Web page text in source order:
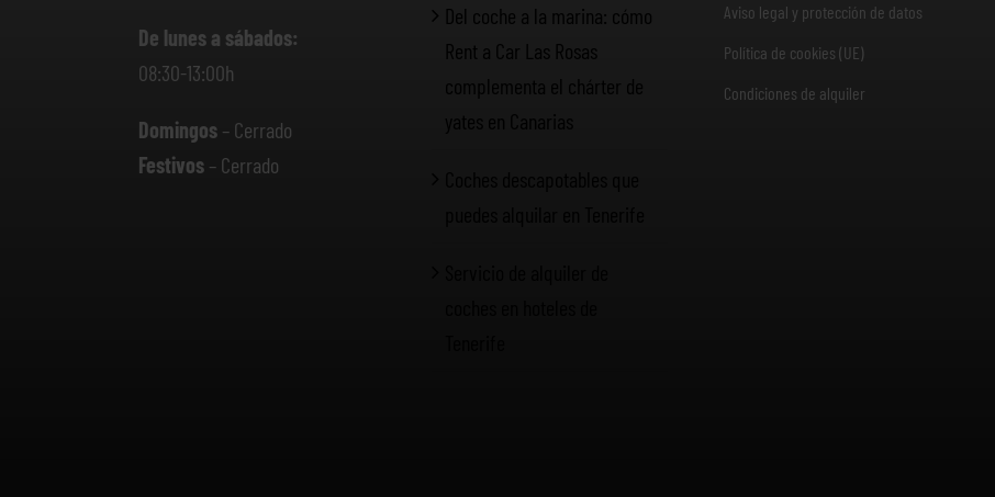
De lunes a sábados:
08:30-13:00h
Domingos – Cerrado
Festivos – Cerrado
Del coche a la marina: cómo
Rent a Car Las Rosas
complementa el chárter de
Aviso legal y protección de datos
Política de cookies (UE)
Condiciones de alquiler